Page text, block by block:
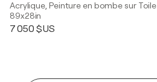
Acrylique, Peinture en bombe sur Toile
89x28in
7 050 $US